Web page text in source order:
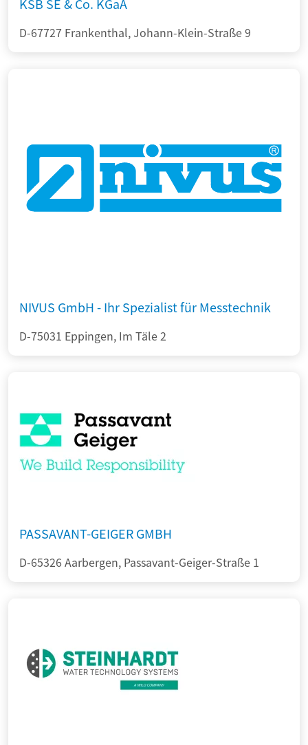
D-67727 Frankenthal, Johann-Klein-Straße 9
NIVUS GmbH - Ihr Spezialist für Messtechnik
D-75031 Eppingen, Im Täle 2
PASSAVANT-GEIGER GMBH
D-65326 Aarbergen, Passavant-Geiger-Straße 1